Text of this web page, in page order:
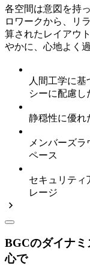
各空間は意図を持
ロワークから、リ
算されたレイアウ
やかに、心地よく
人間工学に
シーに配慮し
静穏性に優れ
メンバーズ
ペース
セキュリティ
レージ
BGCのダイナ
心で